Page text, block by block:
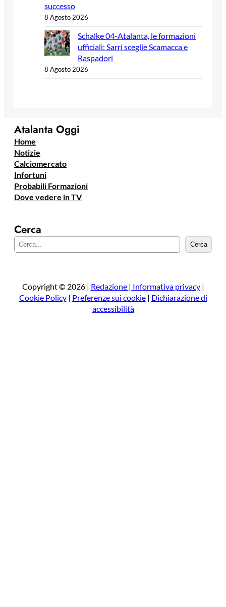
successo
8 Agosto 2026
Schalke 04-Atalanta, le formazioni
ufficiali: Sarri sceglie Scamacca e
Raspadori
8 Agosto 2026
Atalanta Oggi
Home
Notizie
Calciomercato
Infortuni
Probabili Formazioni
Dove vedere in TV
Cerca
e
a
Cerca
Copyright © 2026 | Redazione | Informativa privacy|
Cookie Policy| Preferenze sui cookie| Dichiarazione di
accessibilità